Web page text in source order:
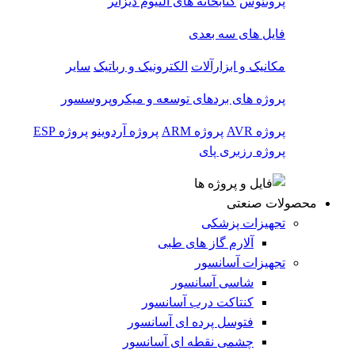
فایل های سه بعدی
مکانیک و ابزارآلات الکترونیک و رباتیک سایر
پروژه های بردهای توسعه و میکروپروسسور
پروژه AVR پروژه ARM پروژه آردوینو پروژه ESP
پروژه رزبری پای
محصولات صنعتی
تجهیزات پزشکی
آلارم گاز های طبی
تجهیزات آسانسور
شاسی آسانسور
کنتاکت درب آسانسور
فتوسل پرده ای آسانسور
چشمی نقطه ای آسانسور